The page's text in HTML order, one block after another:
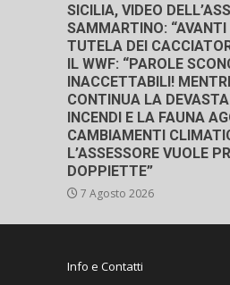
SICILIA, VIDEO
SAMMARTINO: “AVANTI
TUTELA DEI
IL WWF: “PAROLE
INACCETTABILI!
CONTINUA LA
INCENDI E LA FAUNA
CAMBIAMENTI
L’ASSESSORE VUOLE
DOPPIETTE”
7 Agosto 2026
Info e Contatti